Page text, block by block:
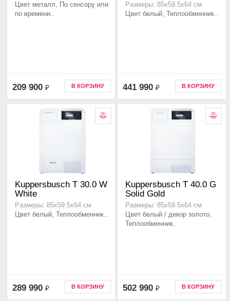
Цвет металл, По сенсору или
по времени..
209 900 ₽ В КОРЗИНУ
Размеры: 85х59.5х64 см
Цвет белый, Теплообменник..
441 990 ₽ В КОРЗИНУ
Kuppersbusch T 30.0 W
White
Размеры: 85х59.5х64 см
Цвет белый, Теплообменник..
289 990 ₽ В КОРЗИНУ
Kuppersbusch T 40.0 G
Solid Gold
Размеры: 85х59.5х64 см
Цвет белый / декор золото,
Теплообменник..
502 990 ₽ В КОРЗИНУ